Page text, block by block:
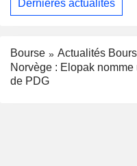
Dernières actualités
Bourse
Actualités
Norvège : Elopak
de PDG